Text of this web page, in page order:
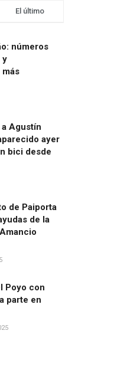
El último
números
y
a Agustín
ayer
bici desde
de Paiporta
de la
Poyo con
parte en